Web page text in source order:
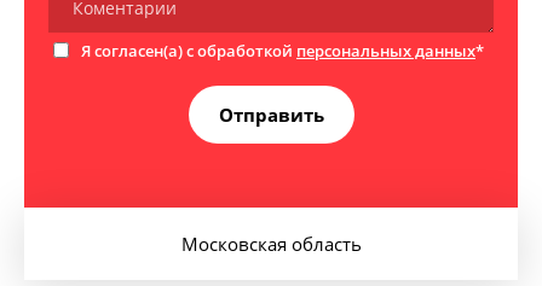
Я согласен(а) с обработкой персональных данных*
Отправить
Московская область